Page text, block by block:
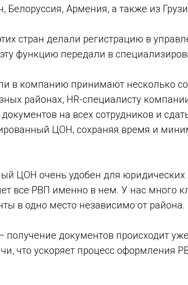
Белоруссия, Армения, а также из
стран делали регистрацию в
функцию передали в
в компанию принимают несколько
районах, HR-специалисту
на всех сотрудников и
ЦОН, сохраняя время и
ЦОН очень удобен для юридических
все РВП именно в нем. У нас много
в одно место независимо от района.
получение документов происходит
что ускоряет процесс оформления